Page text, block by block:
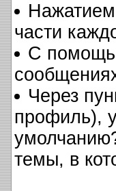
части
С
Через
профиль),
темы, в